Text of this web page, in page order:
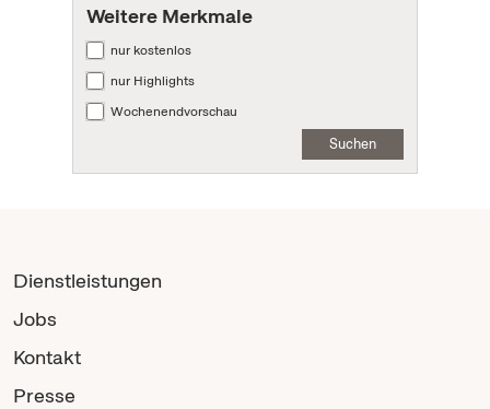
Weitere Merkmale
nur kostenlos
nur Highlights
Wochenendvorschau
Suchen
Dienstleistungen
Jobs
Kontakt
Presse